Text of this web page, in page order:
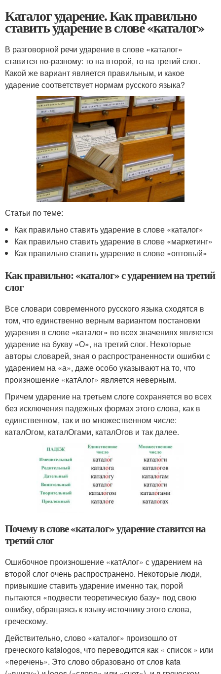
Каталог ударение. Как правильно
ставить ударение в слове «каталог»
В разговорной речи ударение в слове «каталог»
ставится по-разному: то на второй, то на третий слог.
Какой же вариант является правильным, и какое
ударение соответствует нормам русского языка?
Статьи по теме:
Как правильно ставить ударение в слове «каталог»
Как правильно ставить ударение в слове «маркетинг»
Как правильно ставить ударение в слове «оптовый»
Как правильно: «каталог» с ударением на третий
слог
Все словари современного русского языка сходятся в
том, что единственно верным вариантом постановки
ударения в слове «каталог» во всех значениях является
ударение на букву «О», на третий слог. Некоторые
авторы словарей, зная о распространенности ошибки с
ударением на «а», даже особо указывают на то, что
произношение «катАлог» является неверным.
Причем ударение на третьем слоге сохраняется во всех
без исключения падежных формах этого слова, как в
единственном, так и во множественном числе:
каталОгом, каталОгами, каталОгов и так далее.
Почему в слове «каталог» ударение ставится на
третий слог
Ошибочное произношение «катАлог» с ударением на
второй слог очень распространено. Некоторые люди,
привыкшие ставить ударение именно так, порой
пытаются «подвести теоретическую базу» под свою
ошибку, обращаясь к языку-источнику этого слова,
греческому.
Действительно, слово «каталог» произошло от
греческого katalogos, что переводится как « список » или
«перечень». Это слово образовано от слов kata